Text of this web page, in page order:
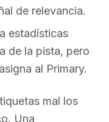
de relevancia.
estadísticas
de la pista, pero
al Primary.
mal los
Una